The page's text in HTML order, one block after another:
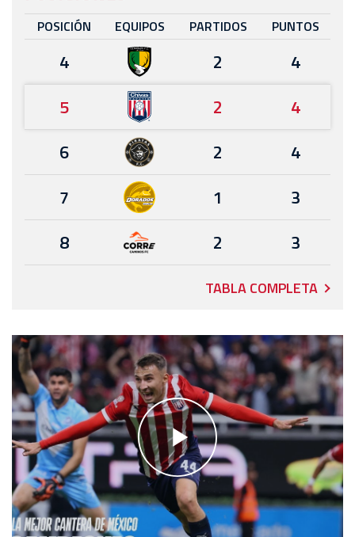
POSICIÓN EQUIPOS PARTIDOS PUNTOS
4 2
4
5
2
4
6
2
4
7
1
3
8
2 3
TABLA COMPLETA